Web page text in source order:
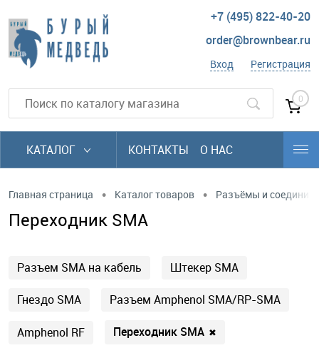
+7 (495) 822-40-20
order@brownbear.ru
Вход Регистрация
0
КАТАЛОГ КОНТАКТЫ О НАС
Главная страница • Каталог товаров • Разъёмы и
Переходник SMA
Разъем SMA на кабель Штекер SMA
Гнездо SMA Разъем Amphenol SMA/RP-SMA
Amphenol RF Переходник SMA ✖